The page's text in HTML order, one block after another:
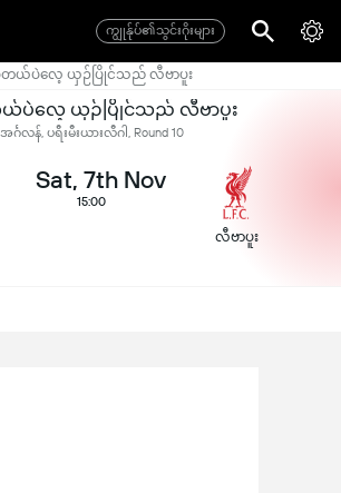
ကျွုန်ုပ်၏သွင်းဂိုးများ
တယ်ပဲလေ့ ယှဉ်ပြိုင်သည် လီဗာပူး
ပဲလေ့ ယှဉ်ပြိုင်သည် လီဗာပူး
အင်္ဂလန်, ပရီးမီးယားလီဂါ, Round 10
Sat, 7th Nov
15:00
လီဗာပူး